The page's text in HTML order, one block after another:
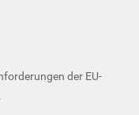
der EU-